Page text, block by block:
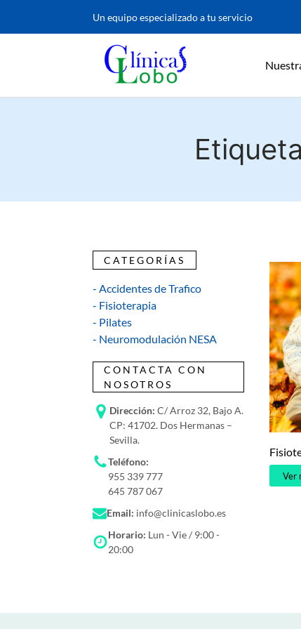
Un equipo especializado a tu servicio
CATEGORÍAS
- Accidentes de Trafico
- Fisioterapia
- Pilates
- Neuromodulación NESA
CONTACTA CON
NOSOTROS
Dirección: C/ Arroz 32, Bajo A.
CP: 41702. Dos Hermanas –
Sevilla.
Teléfono:
955 339 777
645 787 067
Email: info@clinicaslobo.es
Horario: Lun - Vie / 9:00 -
20:00
Ver